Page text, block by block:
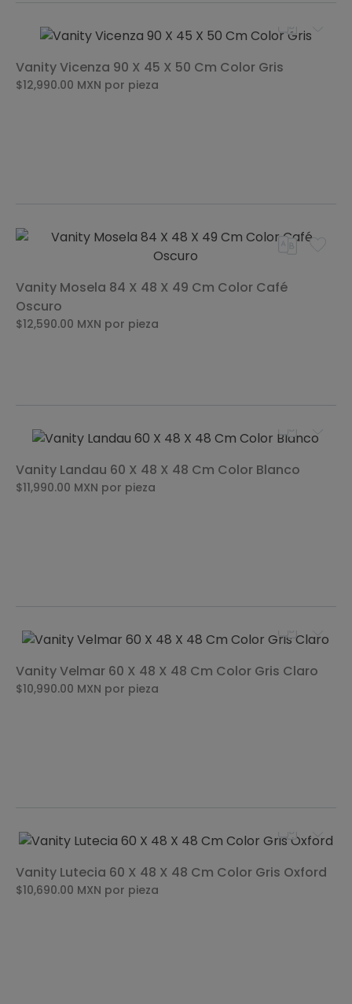
Vanity Vicenza 90 X 45 X 50 Cm Color Gris
$12,990.00 MXN por pieza
Vanity Mosela 84 X 48 X 49 Cm Color Café
Oscuro
$12,590.00 MXN por pieza
Vanity Landau 60 X 48 X 48 Cm Color Blanco
$11,990.00 MXN por pieza
Vanity Velmar 60 X 48 X 48 Cm Color Gris Claro
$10,990.00 MXN por pieza
Vanity Lutecia 60 X 48 X 48 Cm Color Gris Oxford
$10,690.00 MXN por pieza